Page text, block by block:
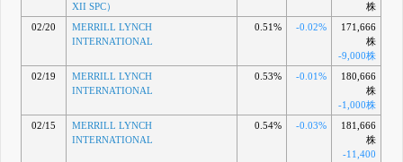
XII SPC）
株
02/20
MERRILL LYNCH
INTERNATIONAL
0.51% -0.02%
171,666
株
-9,000株
02/19
MERRILL LYNCH
INTERNATIONAL
0.53% -0.01%
180,666
株
-1,000株
02/15
MERRILL LYNCH
INTERNATIONAL
0.54% -0.03%
181,666
株
-11,400